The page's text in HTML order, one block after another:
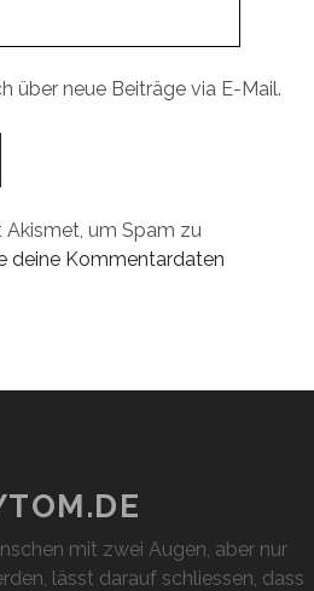
über neue Beiträge via E-Mail.
Akismet, um Spam zu
deine Kommentardaten
mit zwei Augen, aber nur
lässt darauf schliessen, dass